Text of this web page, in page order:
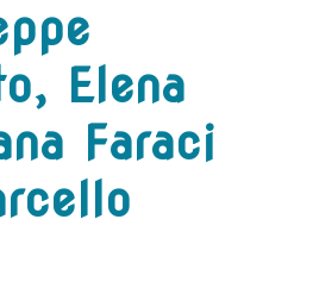
Elena
Faraci